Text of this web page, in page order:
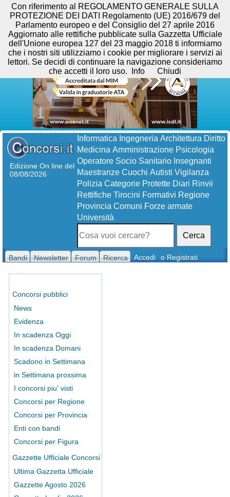
Edizione On line del
08/08/2026
Informatica Ingegneria Architettura Diritto
Medicina Amministrazione Psicologia
Operatore Socio Sanitario Insegnanti
Maestranze Cuochi Autisti Vigilanza
Polizia Categorie Protette Diari Rinvii
Rettifiche Tirocini Formativi Regione
Provincia Comuni Forze armate
Università
Cerca
Bandi Newsletter Forum Ricerca Accedi o Registrati
Concorsi pubblici
News
Evidenza
In scadenza Oggi
In scadenza Domani
Scadono in Settimana
in Settimana prossima
I concorsi piu' visti
Concorsi per Regione
Concorsi per Provincia
Enti con bandi
Concorsi per Figura
Gazzette Ufficiale Concorsi
Ultima Gazzetta Ufficiale
Gazzette Agosto 2026
Con riferimento al REGOLAMENTO GENERALE SULLA
PROTEZIONE DEI DATI Regolamento (UE) 2016/679 del
Parlamento europeo e del Consiglio del 27 aprile 2016
Aggiornato alle rettifiche pubblicate sulla Gazzetta Ufficiale
dell'Unione europea 127 del 23 maggio 2018 ti informiamo
che i nostri siti utilizziamo i cookie per migliorare i servizi ai
lettori. Se decidi di continuare la navigazione consideriamo
che accetti il loro uso.
Info Chiudi